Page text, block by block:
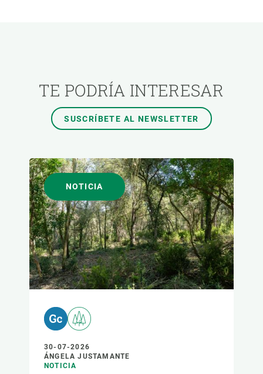
AUTOR
TE PODRÍA INTERESAR
SUSCRÍBETE AL NEWSLETTER
NOTICIA
30-07-2026
ÁNGELA JUSTAMANTE
NOTICIA